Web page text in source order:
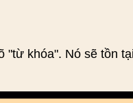
"từ khóa". Nó sẽ tồn